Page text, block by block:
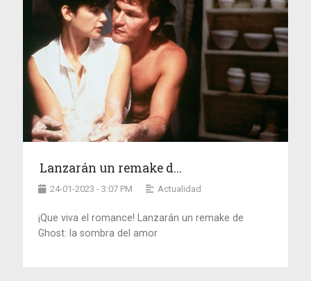
Lanzarán un remake d...
24-01-2023 - 3:07 PM Actualidad
¡Que viva el romance! Lanzarán un remake de
Ghost: la sombra del amor